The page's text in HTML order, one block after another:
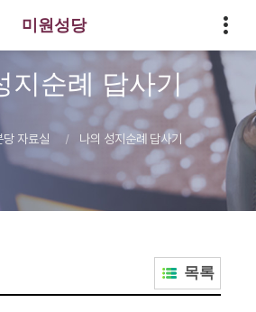
미원성당
지순례 답사기
당 자료실 나의 성지순례 답사기
목록